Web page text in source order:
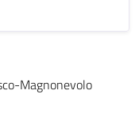
Magnonevolo